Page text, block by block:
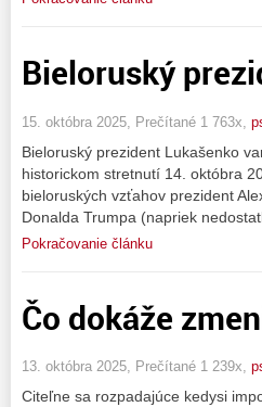
Bieloruský
15. októbra 2025, Prečítané 1 763x,
Bieloruský prezident Lukašenko
historickom stretnutí 14. októbra
bieloruských vzťahov prezident
Donalda Trumpa (napriek
Pokračovanie článku
Čo dokáže
13. októbra 2025, Prečítané 1 239x,
Citeľne sa rozpadajúce kedysi